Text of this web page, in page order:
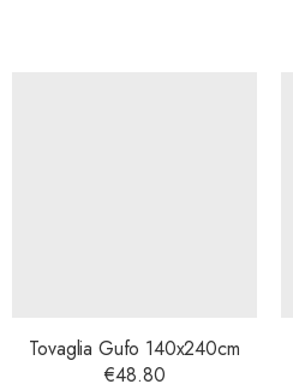
Tovaglia Gufo 140x240cm
€48.80